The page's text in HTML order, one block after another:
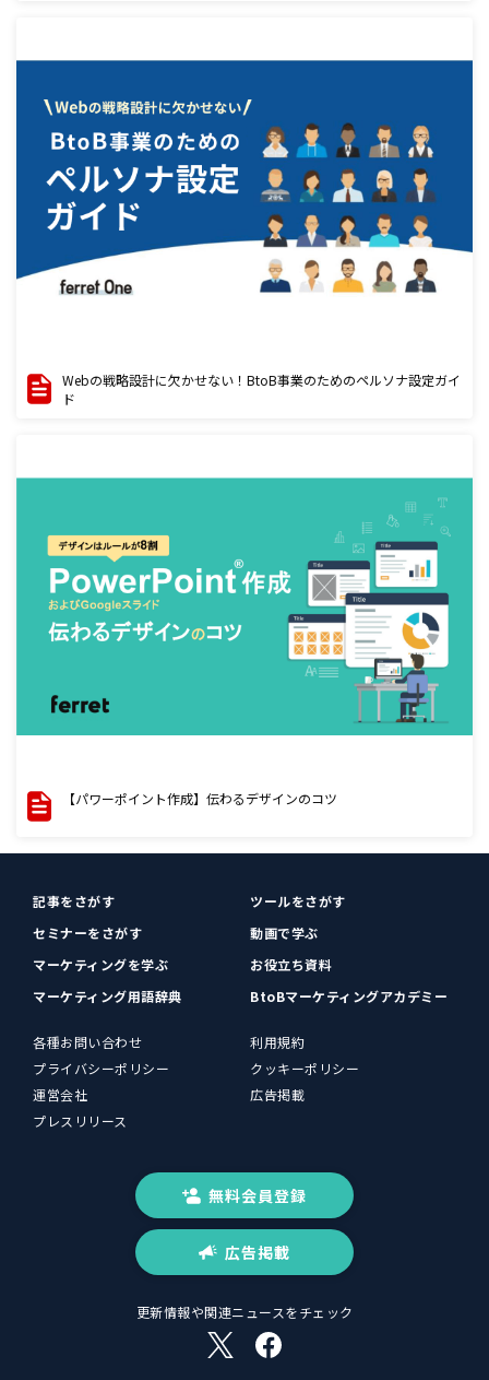
Webの戦略設計に欠かせない！BtoB事業のためのペルソナ設定ガイ
ド
【パワーポイント作成】伝わるデザインのコツ
記事をさがす
ツールをさがす
セミナーをさがす
動画で学ぶ
マーケティングを学ぶ
お役立ち資料
マーケティング用語辞典
BtoBマーケティングアカデミー
各種お問い合わせ
利用規約
プライバシーポリシー
クッキーポリシー
運営会社
広告掲載
プレスリリース
無料会員登録
広告掲載
更新情報や関連ニュースをチェック